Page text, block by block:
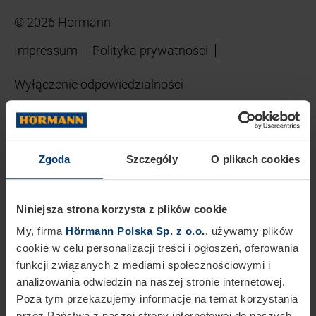
Zgoda Szczegóły O plikach cookies
Niniejsza strona korzysta z plików cookie
My, firma Hörmann Polska Sp. z o.o., używamy plików
cookie w celu personalizacji treści i ogłoszeń, oferowania
funkcji związanych z mediami społecznościowymi i
analizowania odwiedzin na naszej stronie internetowej.
Poza tym przekazujemy informacje na temat korzystania
© 2026 Hörmann
Impressum
Polityka prywatności
Wyłączenie odpowiedzialności